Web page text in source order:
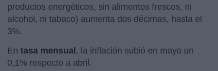
productos energéticos, sin alimentos frescos, ni
alcohol, ni tabaco) aumenta dos décimas, hasta el
3%.
En tasa mensual, la inflación subió en mayo un
0,1% respecto a abril.